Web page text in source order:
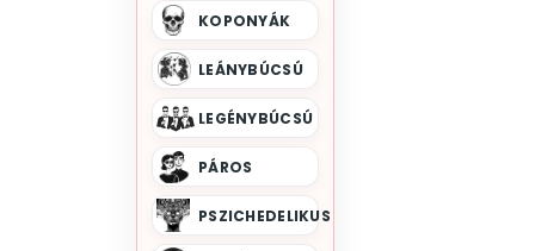
Donnie Darko
Dragon Ball
Euphoria
Fallout
Fantasy
Fekete Özvegy
Fekete Párduc
KOPONYÁK
LEÁNYBÚCSÚ
LEGÉNYBÚCSÚ
PÁROS
PSZICHEDELIKUS